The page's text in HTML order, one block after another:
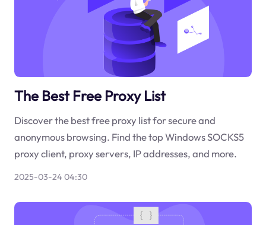
The Best Free Proxy List
Discover the best free proxy list for secure and
anonymous browsing. Find the top Windows SOCKS5
proxy client, proxy servers, IP addresses, and more.
2025-03-24 04:30